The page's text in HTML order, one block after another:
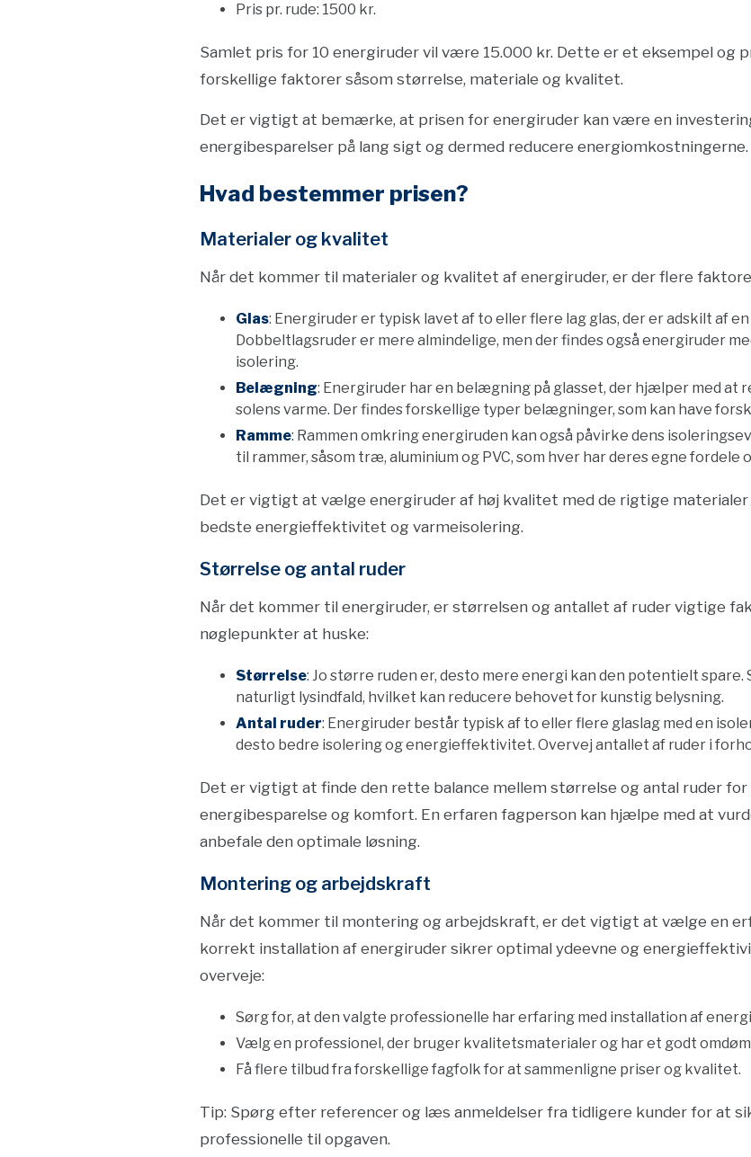
Pris pr. rude: 1500 kr.
Samlet pris for 10 energiruder vil være 15.000 kr. Dette er et eksempel og
forskellige faktorer såsom størrelse, materiale og kvalitet.
Det er vigtigt at bemærke, at prisen for energiruder kan være en
energibesparelser på lang sigt og dermed reducere energiomkostningerne.
Hvad bestemmer prisen?
Materialer og kvalitet
Når det kommer til materialer og kvalitet af energiruder, er der flere
Glas: Energiruder er typisk lavet af to eller flere lag glas, der er adskilt af
Dobbeltlagsruder er mere almindelige, men der findes også energiruder
isolering.
Belægning: Energiruder har en belægning på glasset, der hjælper med at
solens varme. Der findes forskellige typer belægninger, som kan have
Ramme: Rammen omkring energiruden kan også påvirke dens
til rammer, såsom træ, aluminium og PVC, som hver har deres egne fordele
Det er vigtigt at vælge energiruder af høj kvalitet med de rigtige
bedste energieffektivitet og varmeisolering.
Størrelse og antal ruder
Når det kommer til energiruder, er størrelsen og antallet af ruder vigtige
nøglepunkter at huske:
Størrelse: Jo større ruden er, desto mere energi kan den potentielt
naturligt lysindfald, hvilket kan reducere behovet for kunstig belysning.
Antal ruder: Energiruder består typisk af to eller flere glaslag med en
desto bedre isolering og energieffektivitet. Overvej antallet af ruder i
Det er vigtigt at finde den rette balance mellem størrelse og antal ruder for
energibesparelse og komfort. En erfaren fagperson kan hjælpe med at
anbefale den optimale løsning.
Montering og arbejdskraft
Når det kommer til montering og arbejdskraft, er det vigtigt at vælge en
korrekt installation af energiruder sikrer optimal ydeevne og
overveje:
Sørg for, at den valgte professionelle har erfaring med installation af
Vælg en professionel, der bruger kvalitetsmaterialer og har et godt
Få flere tilbud fra forskellige fagfolk for at sammenligne priser og kvalitet.
Tip: Spørg efter referencer og læs anmeldelser fra tidligere kunder for at
professionelle til opgaven.